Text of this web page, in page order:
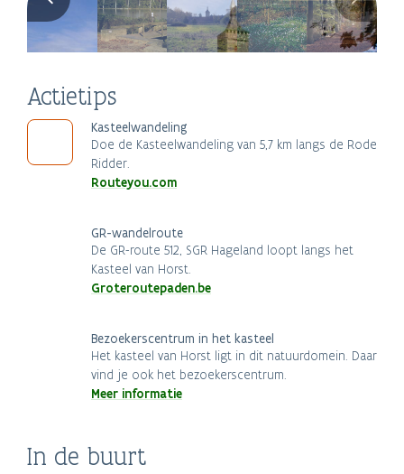
Actietips
Kasteelwandeling
Doe de Kasteelwandeling van 5,7 km langs de Rode
Ridder.
Routeyou.com
GR-wandelroute
De GR-route 512, SGR Hageland loopt langs het
Kasteel van Horst.
Groteroutepaden.be
Bezoekerscentrum in het kasteel
Het kasteel van Horst ligt in dit natuurdomein. Daar
vind je ook het bezoekerscentrum.
Meer informatie
In de buurt
Hagelandse wijn